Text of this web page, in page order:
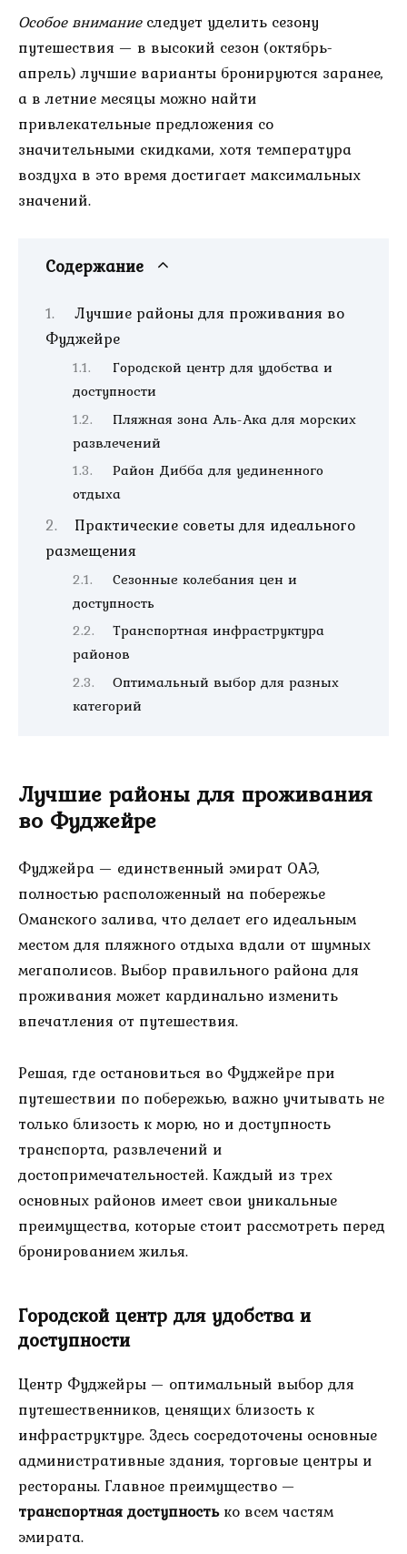
Особое вниманиеследует уделить сезону
путешествия — в высокий сезон (октябрь-
апрель) лучшие варианты бронируются заранее,
а в летние месяцы можно найти
привлекательные предложения со
значительными скидками, хотя температура
воздуха в это время достигает максимальных
значений.
Содержание
Лучшие районы для проживания во
Фуджейре
Городской центр для удобства и
доступности
Пляжная зона Аль-Ака для морских
развлечений
Район Дибба для уединенного
отдыха
Практические советы для идеального
размещения
Сезонные колебания цен и
доступность
Транспортная инфраструктура
районов
Оптимальный выбор для разных
категорий
Лучшие районы для проживания
во Фуджейре
Фуджейра — единственный эмират ОАЭ,
полностью расположенный на побережье
Оманского залива, что делает его идеальным
местом для пляжного отдыха вдали от шумных
мегаполисов. Выбор правильного района для
проживания может кардинально изменить
впечатления от путешествия.
Решая, где остановиться во Фуджейре при
путешествии по побережью, важно учитывать не
только близость к морю, но и доступность
транспорта, развлечений и
достопримечательностей. Каждый из трех
основных районов имеет свои уникальные
преимущества, которые стоит рассмотреть перед
бронированием жилья.
Городской центр для удобства и
доступности
Центр Фуджейры — оптимальный выбор для
путешественников, ценящих близость к
инфраструктуре. Здесь сосредоточены основные
административные здания, торговые центры и
рестораны. Главное преимущество —
транспортная доступностько всем частям
эмирата.